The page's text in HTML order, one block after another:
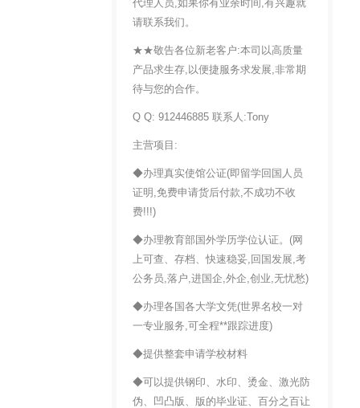
代理人员,如果你有业余时间,有兴趣就
请联系我们。
★★敬告各位新老客户:本司以高质量
产品求生存,以便捷服务求发展,非常期
待与您的合作。
Q Q: 912446885 联系人:Tony
主营项目:
◆办理真实使馆公证(即留学回国人员
证明,免费申请货后付款,不成功不收
费!!!)
◆办理教育部国外学历学位认证。(网
上可查、存档、快速稳妥,回国发展,考
公务员,落户,进国企,外企,创业,无忧愁)
◆办理各国各大学文凭(世界名校一对
一专业服务,可全程**跟踪进度)
◆提供整套申请学校材料
◆可以提供钢印、水印、烫金、激光防
伪、凹凸版、版的毕业证、百分之百让